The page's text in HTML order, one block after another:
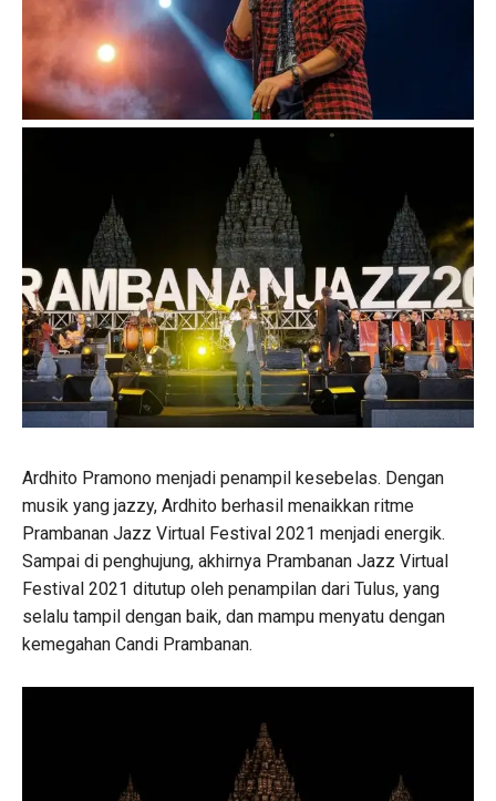
Ardhito Pramono menjadi penampil kesebelas. Dengan
musik yang jazzy, Ardhito berhasil menaikkan ritme
Prambanan Jazz Virtual Festival 2021 menjadi energik.
Sampai di penghujung, akhirnya Prambanan Jazz Virtual
Festival 2021 ditutup oleh penampilan dari Tulus, yang
selalu tampil dengan baik, dan mampu menyatu dengan
kemegahan Candi Prambanan.